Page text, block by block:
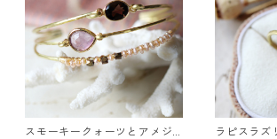
スモーキークォーツとアメジ
ラピスラズ